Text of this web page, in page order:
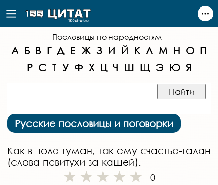
Пословицы по народностям
А Б В Г Д Е Ж З И Й К Л М Н О П
Р С Т У Ф Х Ц Ч Ш Щ Э Ю Я
Русские пословицы и поговорки
Как в поле туман, так ему счастье-талан
(слова повитухи за кашей).
0